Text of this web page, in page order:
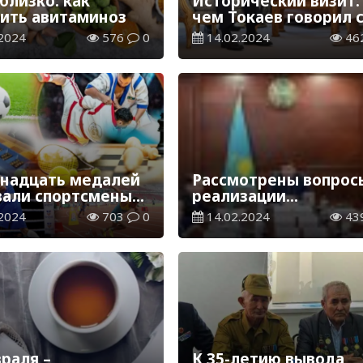
авитаминоз
576 0
чем Токаев говорил с
эмиром Катара
14.02.2024
медалей
спортсмены
703 0
Рассмотрены
реализации
национального
«Комфортная
14.02.2024
–
К 35-летию вывода